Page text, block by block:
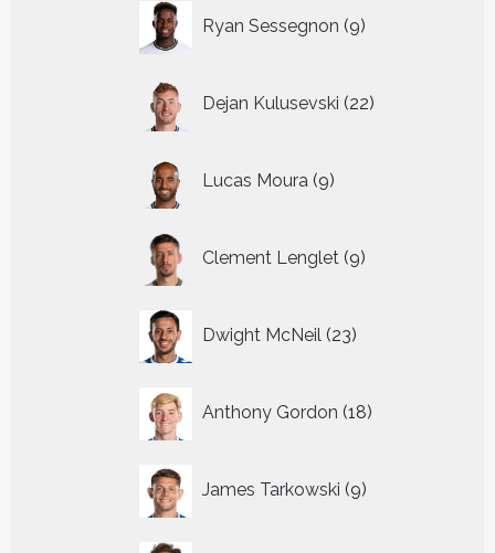
Ryan Sessegnon 9
producten
Dejan Kulusevski 22
producten
Lucas Moura 9
producten
Clement Lenglet 9
producten
Dwight McNeil 23
producten
Anthony Gordon 18
producten
James Tarkowski 9
producten